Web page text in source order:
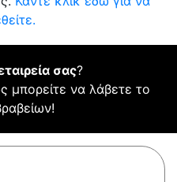
σας?
μπορείτε να λάβετε το